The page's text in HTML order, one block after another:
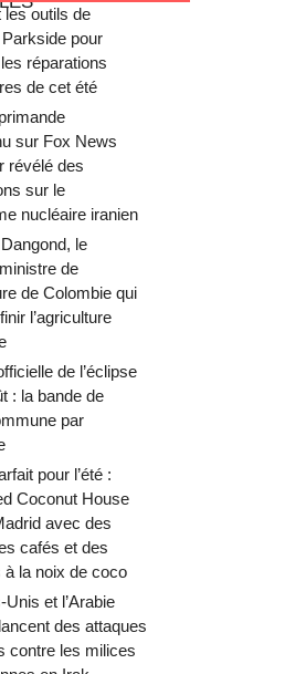
les outils de
pour
réparations
de cet été
sur Fox News
révélé des
sur le
nucléaire iranien
le
de
de Colombie qui
l’agriculture
de l’éclipse
: la bande de
par
pour l’été :
Coconut House
avec des
cafés et des
à la noix de coco
et l’Arabie
des attaques
contre les milices